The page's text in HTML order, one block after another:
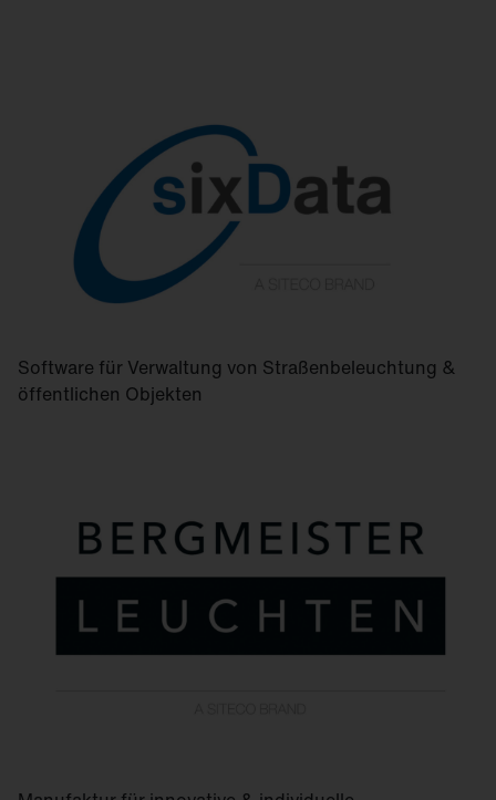
Software für Verwaltung von Straßen­beleuchtung &
öffentlichen Objekten